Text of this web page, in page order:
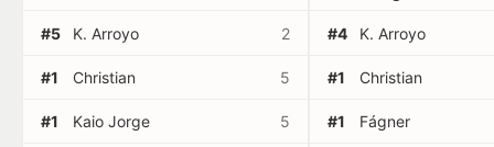
#5 K. Arroyo 2
#1 Christian 5
#1 Kaio Jorge 5
#4 K. Arroyo
#1 Christian
#1 Fágner